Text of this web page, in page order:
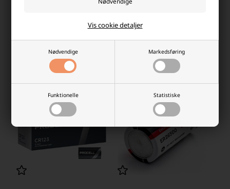
Nødvendige Markedsføring
Funktionelle Statistiske
Vis cookie detaljer
+
134,50 DKK
+